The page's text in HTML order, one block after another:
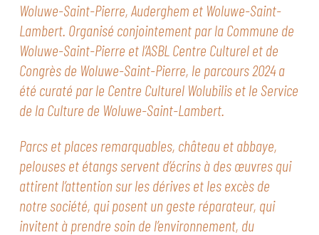
Woluwe-Saint-Pierre, Auderghem et Woluwe-Saint-
Lambert. Organisé conjointement par la Commune de
Woluwe-Saint-Pierre et l’ASBL Centre Culturel et de
Congrès de Woluwe-Saint-Pierre, le parcours 2024 a
été curaté par le Centre Culturel Wolubilis et le Service
de la Culture de Woluwe-Saint-Lambert.
Parcs et places remarquables, château et abbaye,
pelouses et étangs servent d’écrins à des œuvres qui
attirent l’attention sur les dérives et les excès de
notre société, qui posent un geste réparateur, qui
invitent à prendre soin de l’environnement, du